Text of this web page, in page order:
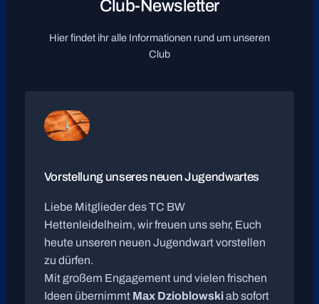
Club-Newsletter
Hier findet ihr alle Informationen rund um unseren
Club
Vorstellung unseres neuen Jugendwartes
Liebe Mitglieder des TC BW
Hettenleidelheim, wir freuen uns sehr, Euch
heute unseren neuen Jugendwart vorstellen
zu dürfen.
Mit großem Engagement und vielen frischen
Ideen übernimmt Max Dzioblowskiab sofort